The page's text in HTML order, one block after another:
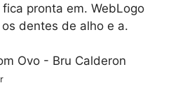
pronta em. WebLogo
dentes de alho e a.